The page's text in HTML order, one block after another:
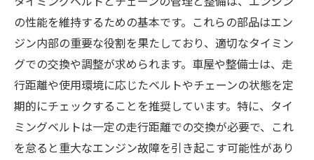
の性能を維持するための基本です。これらの部品はエン
ジン内部の重要な役割を果たしており、適切なタイミン
グでの交換や調整が求められます。車屋や整備士は、走
行距離や使用環境に応じたベルトやチェーンの状態を定
期的にチェックすることを推奨しています。特に、タイ
ミングベルトは一定の走行距離での交換が必要で、これ
を怠ると重大なエンジン故障を引き起こす可能性があり